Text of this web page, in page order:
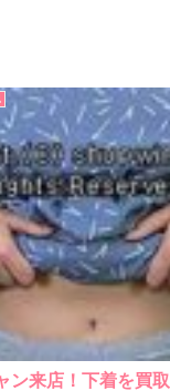
ン来店！下着を買取